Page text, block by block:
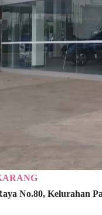
No.80, Kelurahan